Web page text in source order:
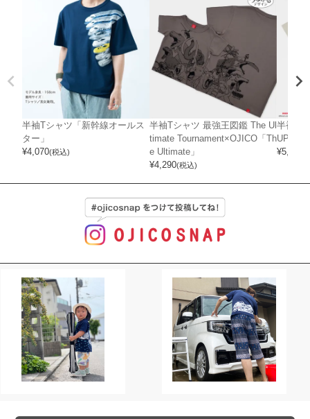
半袖Tシャツ「新幹線オールス
ター」
¥4,070(税込)
半袖Tシャツ 最強王図鑑 The Ul
timate Tournament×OJICO「Th
e Ultimate」
¥4,290(税込)
半袖T
UPER
¥5,720